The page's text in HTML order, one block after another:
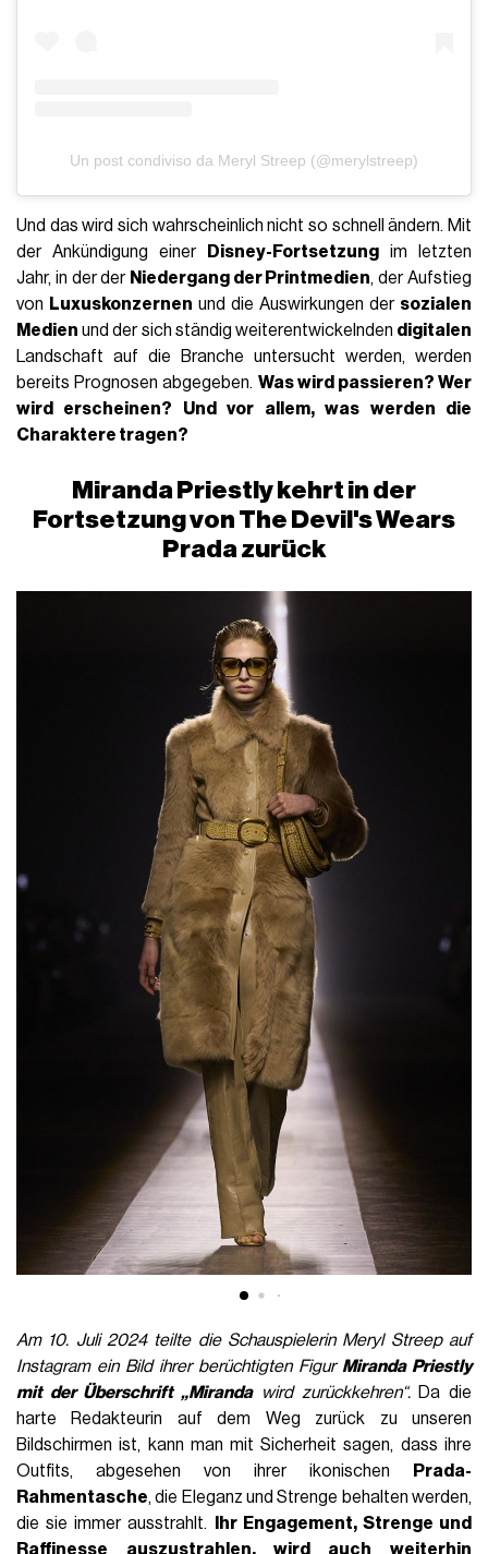
Un post condiviso da Meryl Streep (@merylstreep)
Und das wird sich wahrscheinlich nicht so schnell ändern. Mit
der Ankündigung einer
Disney-Fortsetzung im letzten
Jahr, in der der Niedergang der Printmedien, der Aufstieg
von Luxuskonzernen und die Auswirkungen der sozialen
Medien und der sich ständig weiterentwickelnden digitalen
Landschaft auf die Branche untersucht werden, werden
bereits Prognosen abgegeben. Was wird passieren? Wer
wird erscheinen? Und vor allem, was werden die
Charaktere tragen?
Miranda Priestly kehrt in der
Fortsetzung von The Devil's Wears
Prada zurück
Am 10. Juli 2024 teilte die Schauspielerin Meryl Streep auf
Instagram ein Bild ihrer berüchtigten Figur Miranda Priestly
mit der Überschrift „Mirandawird zurückkehren“.Da die
harte Redakteurin auf dem Weg zurück zu unseren
Bildschirmen ist, kann man mit Sicherheit sagen, dass ihre
Outfits, abgesehen von ihrer ikonischen
Prada-
Rahmentasche, die Eleganz und Strenge behalten werden,
die sie immer ausstrahlt.
Ihr Engagement, Strenge und
Raffinesse auszustrahlen, wird auch weiterhin